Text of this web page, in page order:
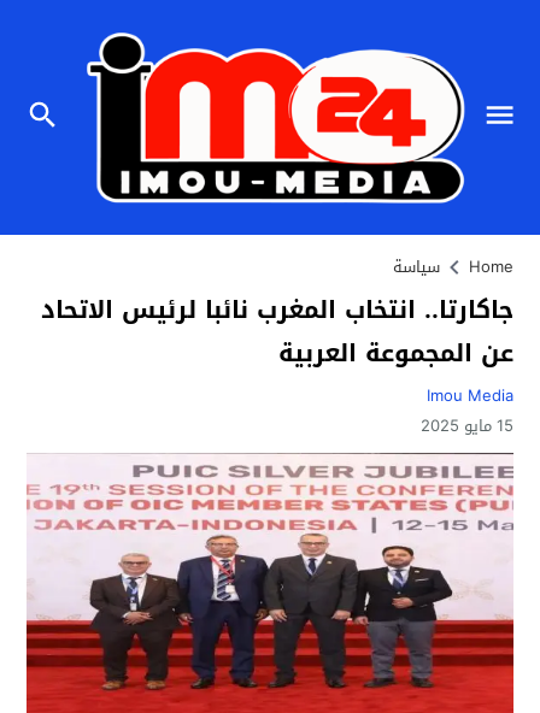
Home سياسة
جاكارتا.. انتخاب المغرب نائبا لرئيس الاتحاد
عن المجموعة العربية
Imou Media
15 مايو 2025